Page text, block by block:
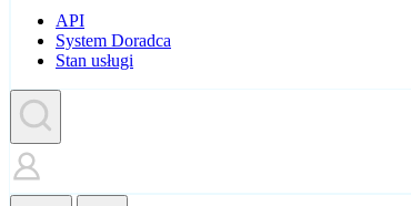
API
System Doradca
Stan usługi